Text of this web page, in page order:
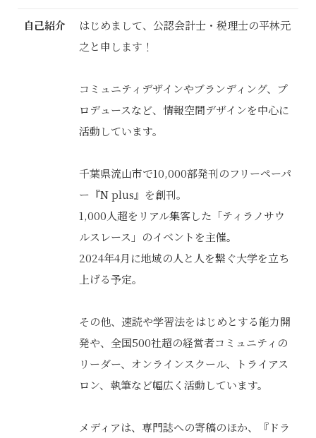
自己紹介
はじめまして、公認会計士・税理士の平林元
之と申します！
コミュニティデザインやブランディング、プ
ロデュースなど、情報空間デザインを中心に
活動しています。
千葉県流山市で10,000部発刊のフリーペーパ
ー『N plus』を創刊。
1,000人超をリアル集客した「ティラノサウ
ルスレース」のイベントを主催。
2024年4月に地域の人と人を繋ぐ大学を立ち
上げる予定。
その他、速読や学習法をはじめとする能力開
発や、全国500社超の経営者コミュニティの
リーダー、オンラインスクール、トライアス
ロン、執筆など幅広く活動しています。
メディアは、専門誌への寄稿のほか、『ドラ